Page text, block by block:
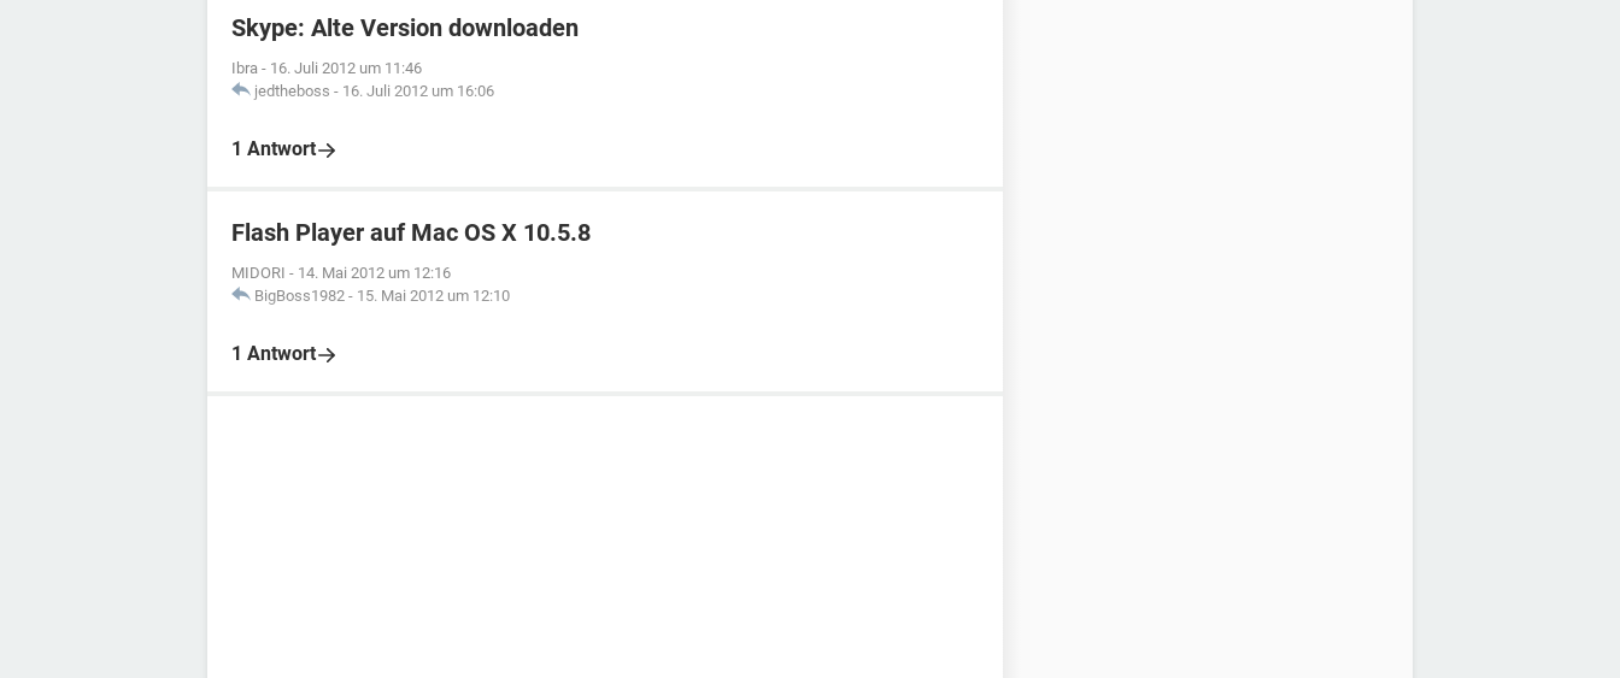
Skype: Alte Version downloaden
Ibra - 16. Juli 2012 um 11:46
jedtheboss - 16. Juli 2012 um 16:06
1 Antwort
Flash Player auf Mac OS X 10.5.8
MIDORI - 14. Mai 2012 um 12:16
BigBoss1982 - 15. Mai 2012 um 12:10
1 Antwort